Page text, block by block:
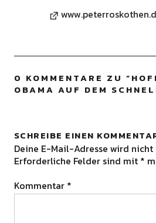
0 KOMMENTARE ZU “
OBAMA AUF DEM
SCHREIBE EINEN
Deine E-Mail-Adresse wird
Erforderliche Felder sind mit *
Kommentar *